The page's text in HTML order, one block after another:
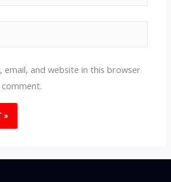
email, and website in this browser